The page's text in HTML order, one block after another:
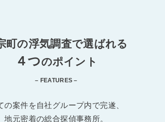
町の浮気調査で選ばれる
４つのポイント
– FEATURES –
の案件を自社グループ内で完遂、
地元密着の総合探偵事務所。